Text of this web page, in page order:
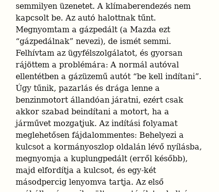
semmilyen üzenetet. A klímaberendezés nem
kapcsolt be. Az autó halottnak tűnt.
Megnyomtam a gázpedált (a Mazda ezt
“gázpedálnak” nevezi), de ismét semmi.
Felhívtam az ügyfélszolgálatot, és gyorsan
rájöttem a problémára: A normál autóval
ellentétben a gázüzemű autót “be kell indítani”.
Úgy tűnik, pazarlás és drága lenne a
benzinmotort állandóan járatni, ezért csak
akkor szabad beindítani a motort, ha a
járművet mozgatjuk. Az indítási folyamat
meglehetősen fájdalommentes: Behelyezi a
kulcsot a kormányoszlop oldalán lévő nyílásba,
megnyomja a kuplungpedált (erről később),
majd elfordítja a kulcsot, és egy-két
másodpercig lenyomva tartja. Az első